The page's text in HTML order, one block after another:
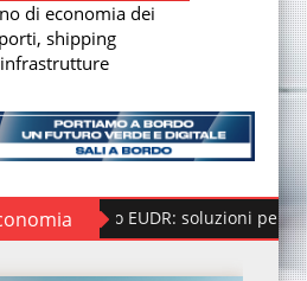
di economia dei
shipping
EUDR: soluzioni per la nuova